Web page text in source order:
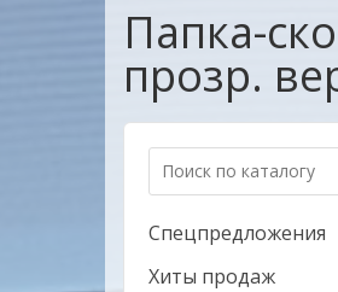
Папка-
прозр.
Спецпредложения
Хиты продаж